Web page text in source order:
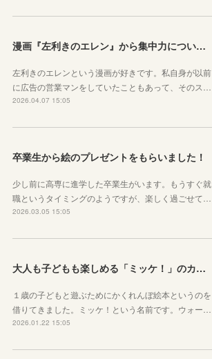
漫画『左利きのエレン』から集中力について学ぼう
左利きのエレンという漫画が好きです。私自身が以前
に広告の営業マンをしていたこともあって、そのス…
2026.04.07 15:05
卒業生から絵のプレゼントをもらいました！
少し前に高専に進学した卒業生がいます。もうすぐ就
職というタイミングのようですが、楽しく過ごせて…
2026.03.05 15:05
大人も子どもも楽しめる「ミッケ！」のカニに翻弄された話
１歳の子どもと遊ぶためにかくれんぼ絵本というのを
借りてきました。ミッケ！という名前です。ウォー…
2026.01.22 15:05